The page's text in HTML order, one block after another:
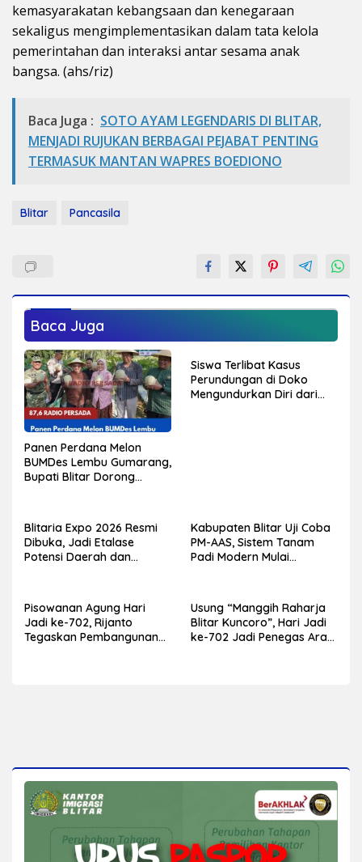
kemasyarakatan kebangsaan dan kenegaraan
sekaligus mengimplementasikan dalam tata kelola
pemerintahan dan interaksi antar sesama anak
bangsa. (ahs/riz)
Baca Juga : SOTO AYAM LEGENDARIS DI BLITAR,
MENJADI RUJUKAN BERBAGAI PEJABAT PENTING
TERMASUK MANTAN WAPRES BOEDIONO
Blitar Pancasila
Baca Juga
Panen Perdana Melon
BUMDes Lembu Gumarang,
Bupati Blitar Dorong
Siswa Terlibat Kasus
Perundungan di Doko
Mengundurkan Diri dari
Blitaria Expo 2026 Resmi
Dibuka, Jadi Etalase
Potensi Daerah dan
Kabupaten Blitar Uji Coba
PM-AAS, Sistem Tanam
Padi Modern Mulai
Pisowanan Agung Hari
Jadi ke-702, Rijanto
Tegaskan Pembangunan
Usung “Manggih Raharja
Blitar Kuncoro”, Hari Jadi
ke-702 Jadi Penegas Arah